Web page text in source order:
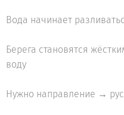
Вода начинает
Берега становятся
воду
Нужно направление →